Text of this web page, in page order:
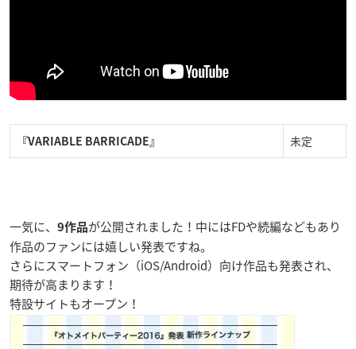
『VARIABLE BARRICADE』 未定
一気に、 9作品が公開されました！中にはFDや続編などもあり
作品のファンには嬉しい発表ですね。
さらにスマートフォン（iOS/Android）向け作品も発表され、
期待が高まります！
特設サイトもオープン！